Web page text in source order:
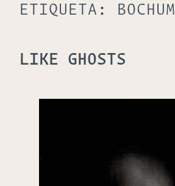
ETIQUETA: BOCHUM
LIKE GHOSTS